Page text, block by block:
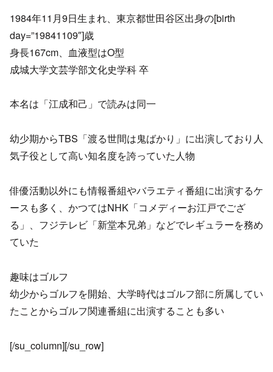
1984年11月9日生まれ、東京都世田谷区出身の[birth
day=”19841109″]歳
身長167cm、血液型はO型
成城大学文芸学部文化史学科 卒
本名は「江成和己」で読みは同一
幼少期からTBS「渡る世間は鬼ばかり」に出演しており人
気子役として高い知名度を誇っていた人物
俳優活動以外にも情報番組やバラエティ番組に出演するケ
ースも多く、かつてはNHK「コメディーお江戸でござ
る」、フジテレビ「新堂本兄弟」などでレギュラーを務め
ていた
趣味はゴルフ
幼少からゴルフを開始、大学時代はゴルフ部に所属してい
たことからゴルフ関連番組に出演することも多い
[/su_column][/su_row]